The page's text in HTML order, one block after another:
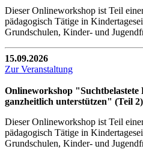
Dieser Onlineworkshop ist Teil
pädagogisch Tätige in
Grundschulen, Kinder- und
15.09.2026
Zur Veranstaltung
Onlineworkshop
ganzheitlich unterstützen" (Teil 2)
Dieser Onlineworkshop ist Teil
pädagogisch Tätige in
Grundschulen, Kinder- und